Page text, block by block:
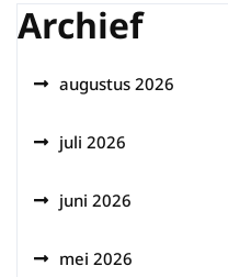
Archief
augustus 2026
juli 2026
juni 2026
mei 2026